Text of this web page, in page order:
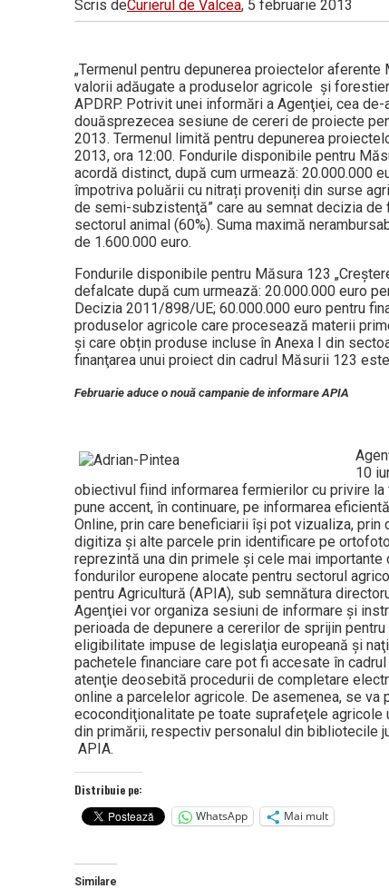
Vâlcea
Scris deCurierul de Valcea, 5 februarie 2013
„Termenul pentru depunerea proiectelor
valorii adăugate a produselor agricole şi
APDRP. Potrivit unei informări a Agenţiei, cea
douăsprezecea sesiune de cereri de proiecte
2013. Termenul limită pentru depunerea
2013, ora 12:00. Fondurile disponibile pentru
acordă distinct, după cum urmează: 20.000.000
împotriva poluării cu nitrați proveniți din surse
de semi-subzistenţă” care au semnat decizia de
sectorul animal (60%). Suma maximă
de 1.600.000 euro.
Fondurile disponibile pentru Măsura 123
defalcate după cum urmează: 20.000.000 euro
Decizia 2011/898/UE; 60.000.000 euro pentru
produselor agricole care procesează materii
și care obțin produse incluse în Anexa I din
finanţarea unui proiect din cadrul Măsurii 123
Februarie aduce o nouă campanie de informare APIA
10
obiectivul fiind informarea fermierilor cu privire
pune accent, în continuare, pe informarea
Online, prin care beneficiarii îşi pot vizualiza,
digitiza şi alte parcele prin identificare pe
reprezintă una din primele şi cele mai
fondurilor europene alocate pentru sectorul
pentru Agricultură (APIA), sub semnătura
Agenţiei vor organiza sesiuni de informare şi
perioada de depunere a cererilor de sprijin
eligibilitate impuse de legislaţia europeană şi
pachetele financiare care pot fi accesate în
atenţie deosebită procedurii de completare
online a parcelelor agricole. De asemenea, se
ecocondiţionalitate pe toate suprafeţele
din primării, respectiv personalul din bibliotecile
APIA.
Distribuie pe:
WhatsApp
Mai mult
Similare